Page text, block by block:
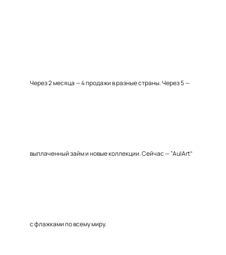
Через 2 месяца — 4 продажи в разные страны. Через 5 —
выплаченный займ и новые коллекции. Сейчас — “AulArt”
с флажками по всему миру.